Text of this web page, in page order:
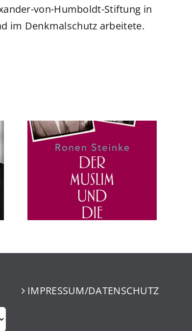
von-Humboldt-Stiftung in
im Denkmalschutz arbeitete.
IMPRESSUM/DATENSCHUTZ